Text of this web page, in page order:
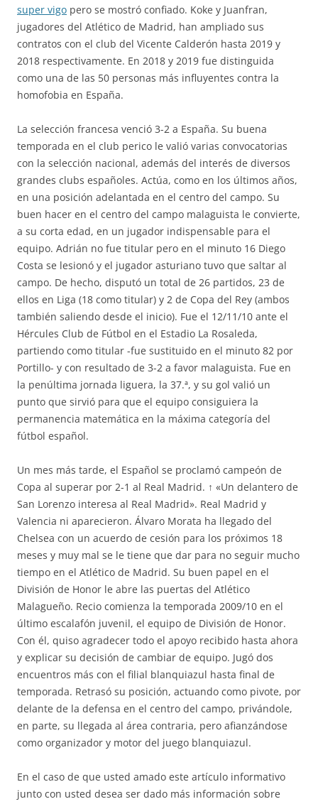
super vigo pero se mostró confiado. Koke y Juanfran,
jugadores del Atlético de Madrid, han ampliado sus
contratos con el club del Vicente Calderón hasta 2019 y
2018 respectivamente. En 2018 y 2019 fue distinguida
como una de las 50 personas más influyentes contra la
homofobia en España.
La selección francesa venció 3-2 a España. Su buena
temporada en el club perico le valió varias convocatorias
con la selección nacional, además del interés de diversos
grandes clubs españoles. Actúa, como en los últimos años,
en una posición adelantada en el centro del campo. Su
buen hacer en el centro del campo malaguista le convierte,
a su corta edad, en un jugador indispensable para el
equipo. Adrián no fue titular pero en el minuto 16 Diego
Costa se lesionó y el jugador asturiano tuvo que saltar al
campo. De hecho, disputó un total de 26 partidos, 23 de
ellos en Liga (18 como titular) y 2 de Copa del Rey (ambos
también saliendo desde el inicio). Fue el 12/11/10 ante el
Hércules Club de Fútbol en el Estadio La Rosaleda,
partiendo como titular -fue sustituido en el minuto 82 por
Portillo- y con resultado de 3-2 a favor malaguista. Fue en
la penúltima jornada liguera, la 37.ª, y su gol valió un
punto que sirvió para que el equipo consiguiera la
permanencia matemática en la máxima categoría del
fútbol español.
Un mes más tarde, el Español se proclamó campeón de
Copa al superar por 2-1 al Real Madrid. ↑ «Un delantero de
San Lorenzo interesa al Real Madrid». Real Madrid y
Valencia ni aparecieron. Álvaro Morata ha llegado del
Chelsea con un acuerdo de cesión para los próximos 18
meses y muy mal se le tiene que dar para no seguir mucho
tiempo en el Atlético de Madrid. Su buen papel en el
División de Honor le abre las puertas del Atlético
Malagueño. Recio comienza la temporada 2009/10 en el
último escalafón juvenil, el equipo de División de Honor.
Con él, quiso agradecer todo el apoyo recibido hasta ahora
y explicar su decisión de cambiar de equipo. Jugó dos
encuentros más con el filial blanquiazul hasta final de
temporada. Retrasó su posición, actuando como pivote, por
delante de la defensa en el centro del campo, privándole,
en parte, su llegada al área contraria, pero afianzándose
como organizador y motor del juego blanquiazul.
En el caso de que usted amado este artículo informativo
junto con usted desea ser dado más información sobre